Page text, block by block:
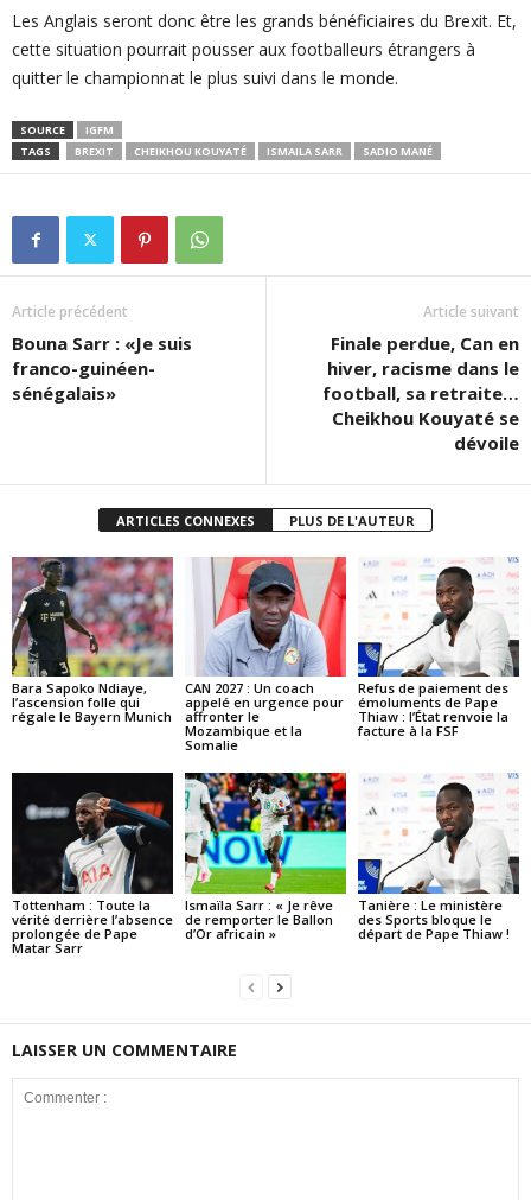
Les Anglais seront donc être les grands bénéficiaires du Brexit. Et,
cette situation pourrait pousser aux footballeurs étrangers à
quitter le championnat le plus suivi dans le monde.
SOURCE
IGFM
TAGS
BREXIT CHEIKHOU KOUYATÉ ISMAILA SARR SADIO MANÉ
Article précédent
Bouna Sarr : «Je suis
franco-guinéen-
sénégalais»
Article suivant
Finale perdue, Can en
hiver, racisme dans le
football, sa retraite…
Cheikhou Kouyaté se
dévoile
ARTICLES CONNEXES PLUS DE L'AUTEUR
Bara Sapoko Ndiaye,
l’ascension folle qui
régale le Bayern Munich
CAN 2027 : Un coach
appelé en urgence pour
affronter le
Mozambique et la
Somalie
Refus de paiement des
émoluments de Pape
Thiaw : l’État renvoie la
facture à la FSF
Tottenham : Toute la
vérité derrière l’absence
prolongée de Pape
Matar Sarr
Ismaïla Sarr : « Je rêve
de remporter le Ballon
d’Or africain »
Tanière : Le ministère
des Sports bloque le
départ de Pape Thiaw !
LAISSER UN COMMENTAIRE